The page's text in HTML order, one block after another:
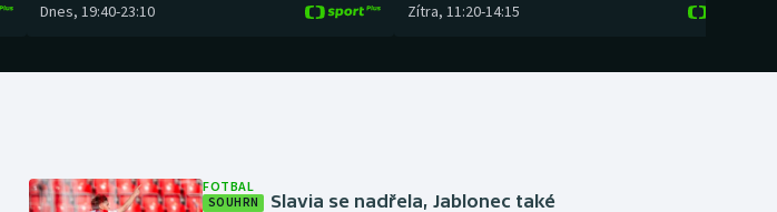
Dnes, 19:40-23:10 Zítra, 11:20-14:15
FOTBAL
SOUHRN
Slavia se nadřela, Jablonec také